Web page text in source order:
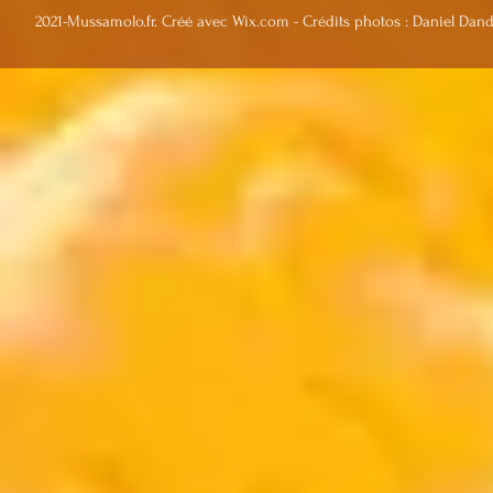
2021-Mussamolo.fr. Créé avec Wix.com - Crédits photos : Daniel